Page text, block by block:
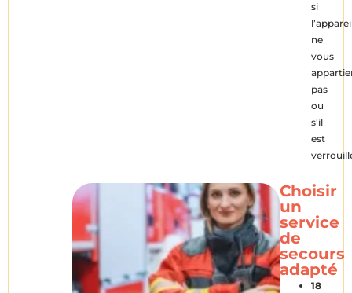
si
ne
vous
pas
ou
s’il
est
Choisir
un
service
de
secours
adapté
18